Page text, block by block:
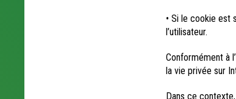
• Si le cookie est
l’utilisateur.
Conformément à
la vie privée sur
Dans ce